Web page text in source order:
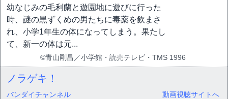
幼なじみの毛利蘭と遊園地に遊びに行った
時、謎の黒ずくめの男たちに毒薬を飲まさ
れ、小学1年生の体になってしまう。果たし
て、新一の体は元...
©青山剛昌／小学館・読売テレビ・TMS 1996
ノラゲキ！
バンダイチャンネル 動画視聴サイトへ